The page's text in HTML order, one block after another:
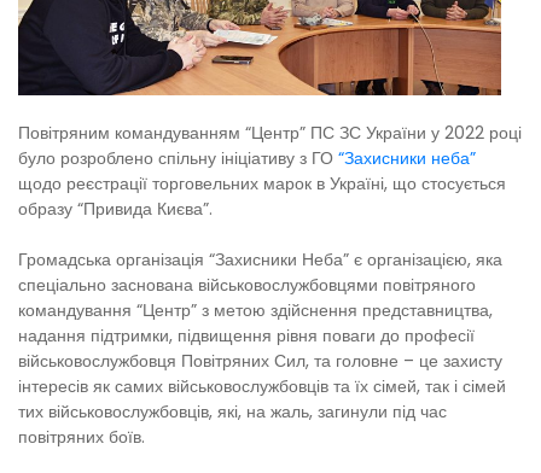
Повітряним командуванням “Центр” ПС ЗС України у 2022 році
було розроблено спільну ініціативу з ГО “Захисники неба”
щодо реєстрації торговельних марок в Україні, що стосується
образу “Привида Києва”.
Громадська організація “Захисники Неба” є організацією, яка
спеціально заснована військовослужбовцями повітряного
командування “Центр” з метою здійснення представництва,
надання підтримки, підвищення рівня поваги до професії
військовослужбовця Повітряних Сил, та головне – це захисту
інтересів як самих військовослужбовців та їх сімей, так і сімей
тих військовослужбовців, які, на жаль, загинули під час
повітряних боїв.